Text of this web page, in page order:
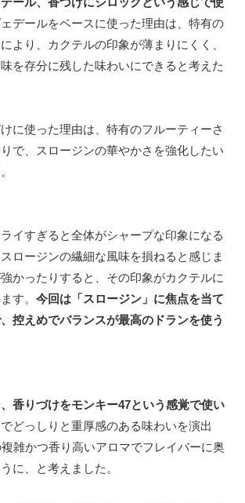
デールをベースに使った理由は、特有の
より、カクテルの印象が薄まりにくく、
を存分に残した味わいにできると考えた
に使った理由は、特有のフルーティーさ
で、スロージンの華やかさを強化したい
イすぎると全体がシャープな印象になる
ロージンの繊細な風味を損ねると感じま
かったりすると、その印象がカクテルに
す。 今回は「スロージン」に焦点を当て
控えめでバランスが最高のドランを使う
香りづけをモンキー47という感覚で使い
どっしりと重厚感のある味わいを演出
雑かつ香り高いアロマでフレイバーに奥
に、と考えました。